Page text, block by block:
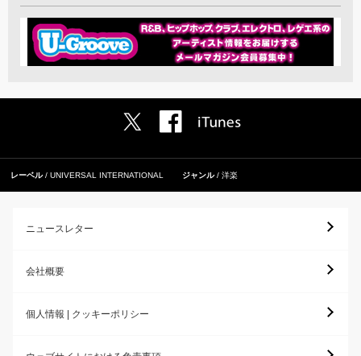
レーベル UNIVERSAL INTERNATIONAL ジャンル 洋楽
ニュースレター
会社概要
個人情報 | クッキーポリシー